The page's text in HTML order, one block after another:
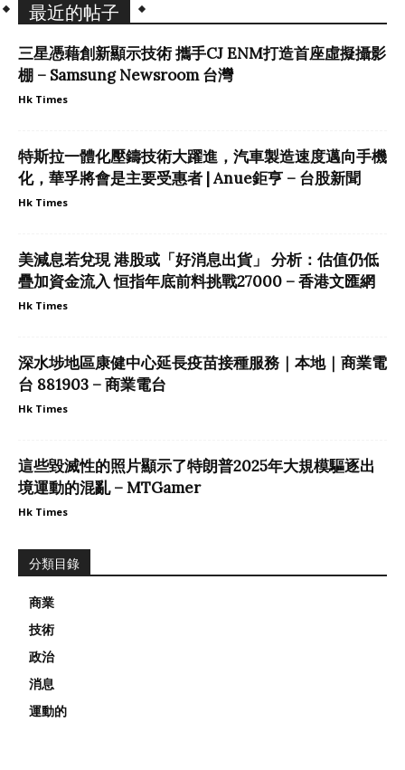
最近的帖子
三星憑藉創新顯示技術 攜手CJ ENM打造首座虛擬攝影
棚 – Samsung Newsroom 台灣
Hk Times
特斯拉一體化壓鑄技術大躍進，汽車製造速度邁向手機
化，華孚將會是主要受惠者 | Anue鉅亨 – 台股新聞
Hk Times
美減息若兌現 港股或「好消息出貨」 分析：估值仍低
疊加資金流入 恒指年底前料挑戰27000 – 香港文匯網
Hk Times
深水埗地區康健中心延長疫苗接種服務｜本地｜商業電
台 881903 – 商業電台
Hk Times
這些毀滅性的照片顯示了特朗普2025年大規模驅逐出
境運動的混亂 – MTGamer
Hk Times
分類目錄
商業
技術
政治
消息
運動的